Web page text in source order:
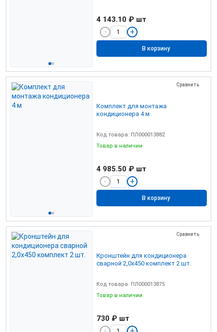
4 143.10 ₽ шт
В корзину
Сравнить
Комплект для монтажа
кондиционера 4 м
Код товара: ПЛ000013882
Товар в наличии
4 985.50 ₽ шт
В корзину
Сравнить
Кронштейн для кондиционера
сварной 2,0х450 комплект 2 шт.
Код товара: ПЛ000013875
Товар в наличии
730 ₽ шт